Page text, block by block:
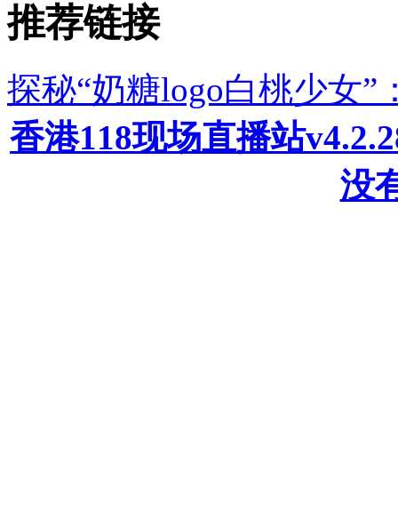
推荐链接
探秘“奶糖logo白桃少女”
香港118现场直播站
没